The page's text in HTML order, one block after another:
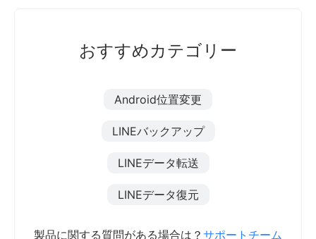
おすすめカテゴリー
Android位置変更
LINEバックアップ
LINEデータ転送
LINEデータ復元
製品に関する質問がある場合は？ サポートチーム